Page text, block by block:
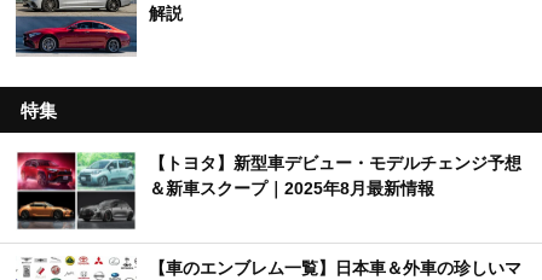
解説
特集
【トヨタ】新型車デビュー・モデルチェンジ予想
＆新車スクープ｜2025年8月最新情報
【車のエンブレム一覧】日本車＆外車の珍しいマ